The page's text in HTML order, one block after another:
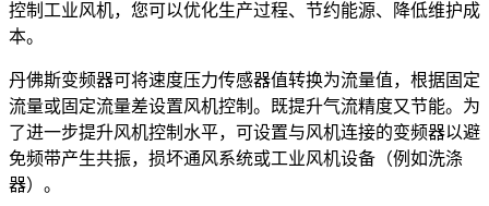
控制工业风机，您可以优化生产过程、节约能源、降低维护成
本。
丹佛斯变频器可将速度压力传感器值转换为流量值，根据固定
流量或固定流量差设置风机控制。既提升气流精度又节能。为
了进一步提升风机控制水平，可设置与风机连接的变频器以避
免频带产生共振，损坏通风系统或工业风机设备（例如洗涤
器）。